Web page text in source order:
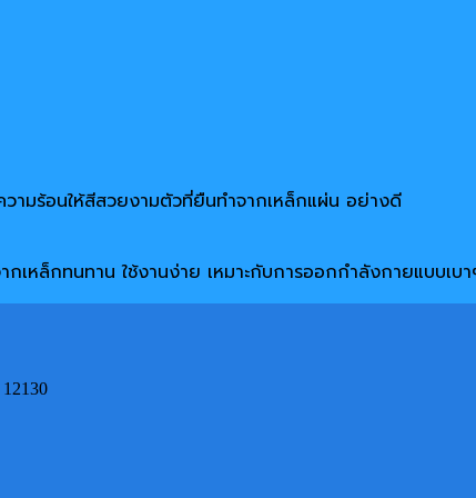
ามร้อนให้สีสวยงามตัวที่ยืนทำจากเหล็กแผ่น อย่างดี
หล็กทนทาน ใช้งานง่าย เหมาะกับการออกกำลังกายแบบเบ